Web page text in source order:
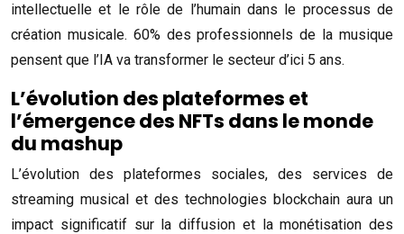
intellectuelle et le rôle de l’humain dans le processus de
création musicale. 60% des professionnels de la musique
pensent que l’IA va transformer le secteur d’ici 5 ans.
L’évolution des plateformes et
l’émergence des NFTs dans le monde
du mashup
L’évolution des plateformes sociales, des services de
streaming musical et des technologies blockchain aura un
impact significatif sur la diffusion et la monétisation des